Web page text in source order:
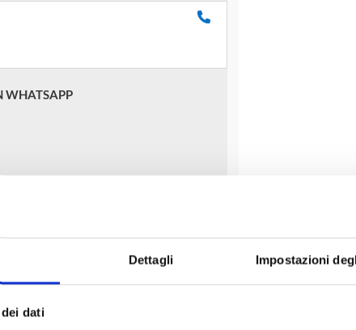
Dettagli Impostazioni
dati
WHATSAPP
IN TEMPO REALE